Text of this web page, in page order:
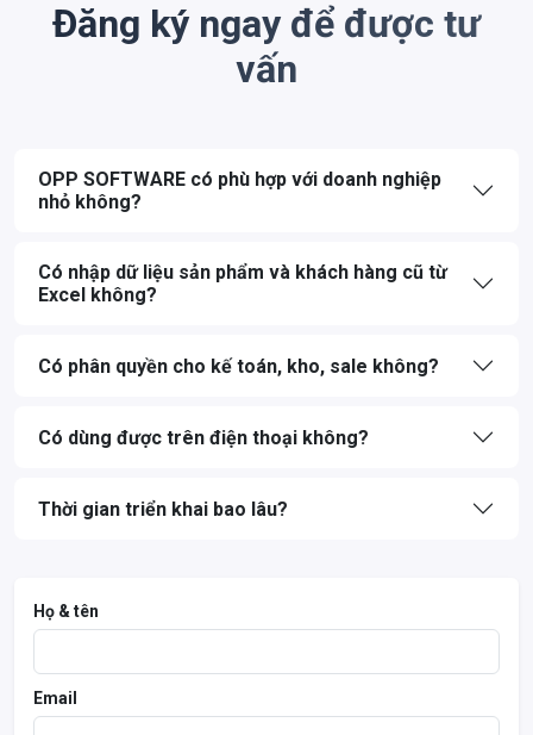
Đăng ký ngay để được tư
vấn
OPP SOFTWARE có phù hợp với doanh nghiệp
nhỏ không?
Có nhập dữ liệu sản phẩm và khách hàng cũ từ
Excel không?
Có phân quyền cho kế toán, kho, sale không?
Có dùng được trên điện thoại không?
Thời gian triển khai bao lâu?
Họ & tên
Email